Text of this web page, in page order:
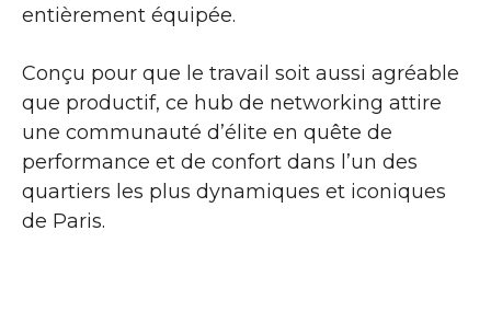
entièrement équipée.
Conçu pour que le travail soit aussi agréable
que productif, ce hub de networking attire
une communauté d’élite en quête de
performance et de confort dans l’un des
quartiers les plus dynamiques et iconiques
de Paris.